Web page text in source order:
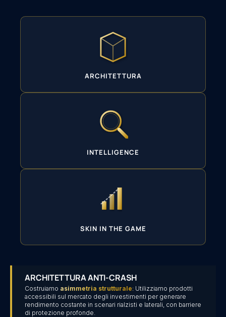
ARCHITETTURA
INTELLIGENCE
SKIN IN THE GAME
ARCHITETTURA ANTI-CRASH
Costruiamo asimmetria strutturale: Utilizziamo prodotti
accessibili sul mercato degli investimenti per generare
rendimento costante in scenari rialzisti e laterali, con barriere
di protezione profonde.